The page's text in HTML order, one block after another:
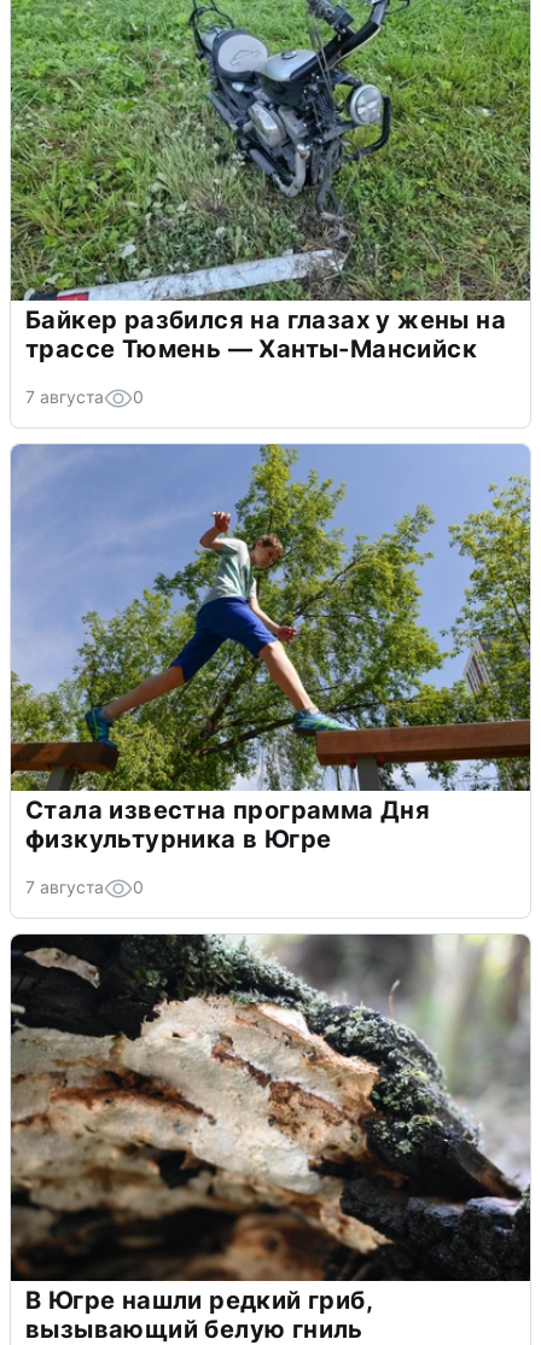
Байкер разбился на глазах у жены на
трассе Тюмень — Ханты-Мансийск
7 августа 0
Стала известна программа Дня
физкультурника в Югре
7 августа 0
В Югре нашли редкий гриб,
вызывающий белую гниль